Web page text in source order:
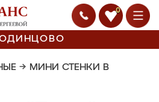
0
→ МИНИ СТЕНКИ В